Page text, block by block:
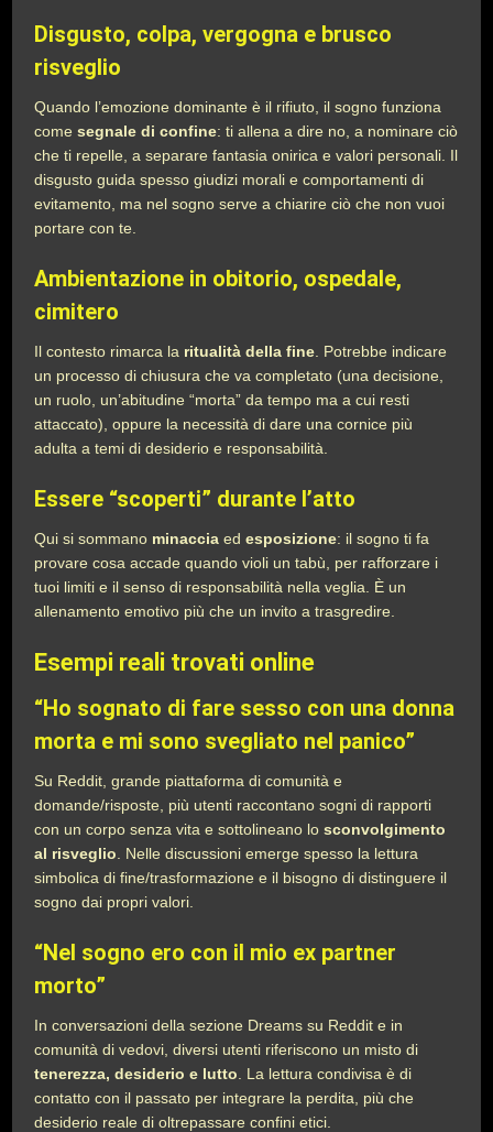
Disgusto, colpa, vergogna e brusco
risveglio
Quando l’emozione dominante è il rifiuto, il sogno funziona
comesegnale di confine: ti allena a dire no, a nominare ciò
che ti repelle, a separare fantasia onirica e valori personali. Il
disgusto guida spesso giudizi morali e comportamenti di
evitamento, ma nel sogno serve a chiarire ciò che non vuoi
portare con te.
Ambientazione in obitorio, ospedale,
cimitero
Il contesto rimarca la ritualità della fine . Potrebbe indicare
un processo di chiusura che va completato (una decisione,
un ruolo, un’abitudine “morta” da tempo ma a cui resti
attaccato), oppure la necessità di dare una cornice più
adulta a temi di desiderio e responsabilità.
Essere “scoperti” durante l’atto
Qui si sommano minaccia edesposizione: il sogno ti fa
provare cosa accade quando violi un tabù, per rafforzare i
tuoi limiti e il senso di responsabilità nella veglia. È un
allenamento emotivo più che un invito a trasgredire.
Esempi reali trovati online
“Ho sognato di fare sesso con una donna
morta e mi sono svegliato nel panico”
Su Reddit, grande piattaforma di comunità e
domande/risposte, più utenti raccontano sogni di rapporti
con un corpo senza vita e sottolineano losconvolgimento
al risveglio . Nelle discussioni emerge spesso la lettura
simbolica di fine/trasformazione e il bisogno di distinguere il
sogno dai propri valori.
“Nel sogno ero con il mio ex partner
morto”
In conversazioni della sezione Dreams su Reddit e in
comunità di vedovi, diversi utenti riferiscono un misto di
tenerezza, desiderio e lutto . La lettura condivisa è di
contatto con il passato per integrare la perdita, più che
desiderio reale di oltrepassare confini etici.